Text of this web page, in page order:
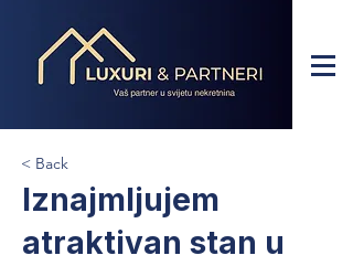
Iznajmljujem
atraktivan stan u
< Back